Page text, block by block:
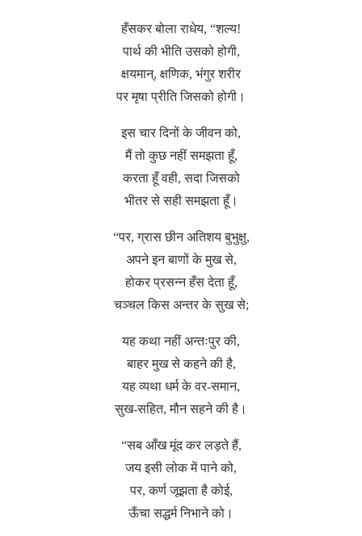
हँसकर बोला राधेय, “शल्य!
पार्थ की भीति उसको होगी,
क्षयमान्, क्षणिक, भंगुर शरीर
पर मृषा प्रीति जिसको होगी।
इस चार दिनों के जीवन को,
मैं तो कुछ नहीं समझता हूँ,
करता हूँ वही, सदा जिसको
भीतर से सही समझता हूँ।
“पर, ग्रास छीन अतिशय बुभुक्षु,
अपने इन बाणों के मुख से,
होकर प्रसन्न हँस देता हूँ,
चञ्चल किस अन्तर के सुख से;
यह कथा नहीं अन्तःपुर की,
बाहर मुख से कहने की है,
यह व्यथा धर्म के वर-समान,
सुख-सहित, मौन सहने की है।
“सब आँख मूंद कर लड़ते हैं,
जय इसी लोक में पाने को,
पर, कर्ण जूझता है कोई,
ऊँचा सद्धर्म निभाने को।